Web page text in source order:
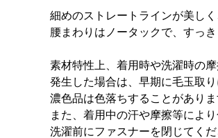
細めのストレートラインが美し
腰まわりはノータックで、すっ
素材特性上、着用時や洗濯時の
発生した場合は、早期に毛玉取
濃色品は色落ちすることがあり
また、着用中の汗や摩擦等によ
洗濯前にファスナーを閉じてくだ